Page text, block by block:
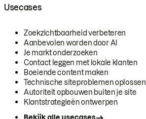
Usecases
Zoekzichtbaarheid verbeteren
Aanbevolen worden door AI
Je markt onderzoeken
Contact leggen met lokale klanten
Boeiende content maken
Technische siteproblemen oplossen
Autoriteit opbouwen buiten je site
Klantstrategieën ontwerpen